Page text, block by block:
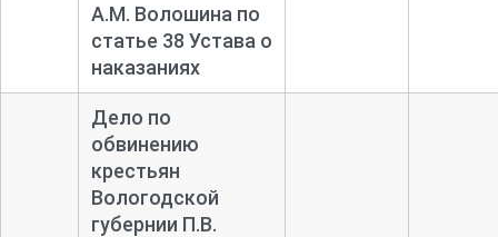
А.М. Волошина по
статье 38 Устава о
наказаниях
Дело по
обвинению
крестьян
Вологодской
губернии П.В.